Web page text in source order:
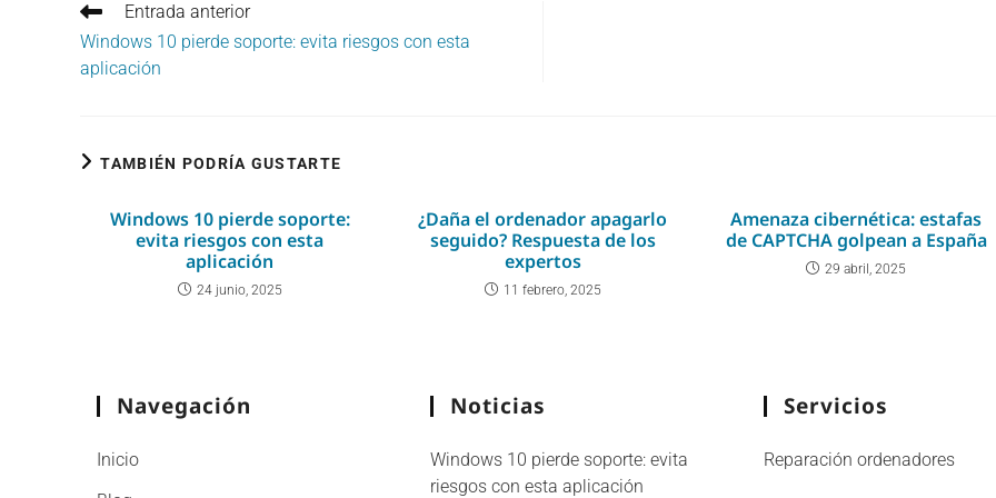
Leer
más
artículos
Entrada anterior
Windows 10 pierde soporte: evita riesgos con esta
aplicación
TAMBIÉN PODRÍA GUSTARTE
Windows 10 pierde soporte:
evita riesgos con esta
aplicación
24 junio, 2025
¿Daña el ordenador apagarlo
seguido? Respuesta de los
expertos
11 febrero, 2025
Amenaza cibernética: estafas
de CAPTCHA golpean a España
29 abril, 2025
Navegación
Inicio
Noticias
Windows 10 pierde soporte: evita
riesgos con esta aplicación
Servicios
Reparación ordenadores